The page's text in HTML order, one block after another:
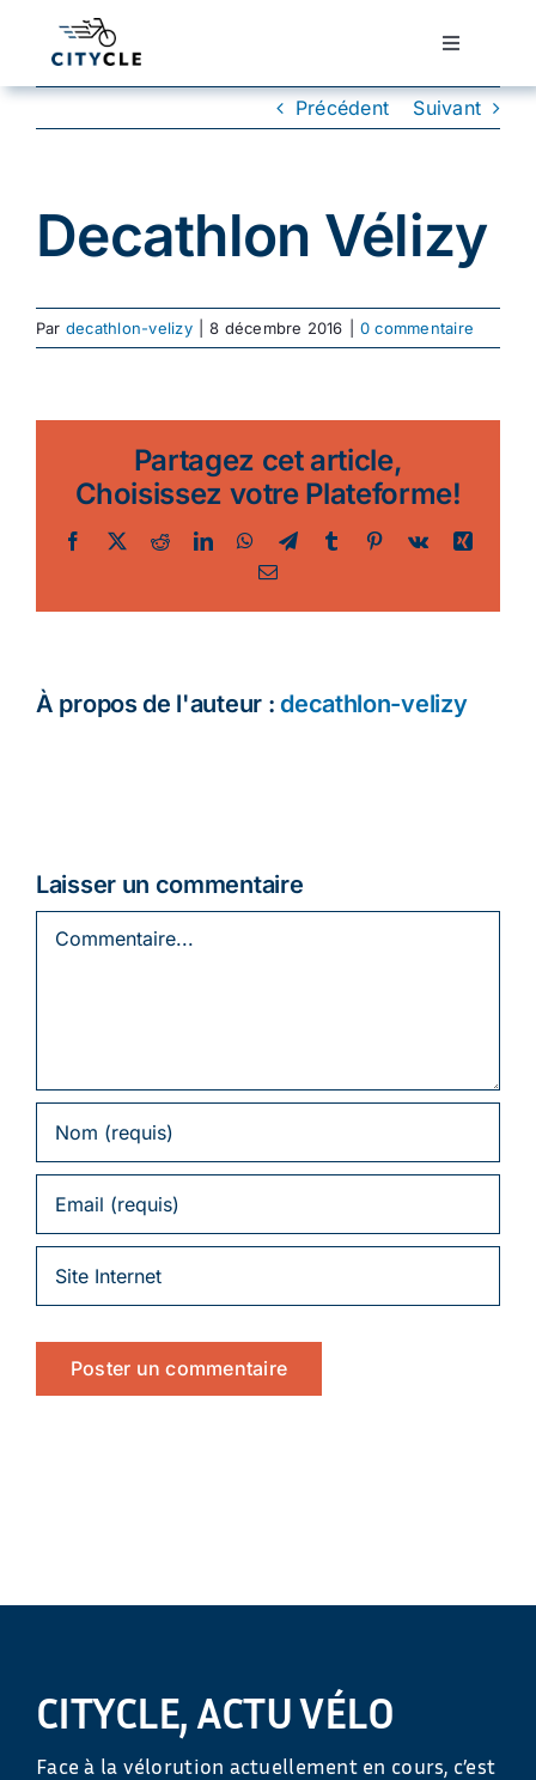
Toggle
Vélos de ville
Matériel
Conseils
Actualité
Précédent Suivant
Decathlon Vélizy
Par decathlon-velizy 8 décembre 2016 0 commentaire
Partagez cet article,
Choisissez votre Plateforme!
Facebook
TwitterRedditLinkedInWhatsApp
TelegramTumblr Pinterest
Vk
Xing
Email
À propos de l'auteur :decathlon-velizy
Laisser un commentaire
CITYCLE, ACTU VÉLO
Face à la vélorution actuellement en cours, c’est